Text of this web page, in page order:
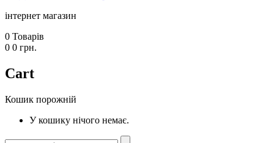
інтернет магазин
0 Товарів
0 0 грн.
Cart
Кошик порожній
У кошику нічого немає.